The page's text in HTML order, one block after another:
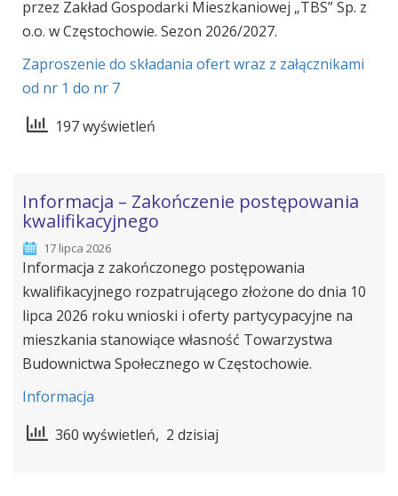
przez Zakład Gospodarki Mieszkaniowej „TBS” Sp. z
o.o. w Częstochowie. Sezon 2026/2027.
Zaproszenie do składania ofert wraz z załącznikami
od nr 1 do nr 7
197 wyświetleń
Informacja – Zakończenie postępowania
kwalifikacyjnego
17 lipca 2026
Informacja z zakończonego postępowania
kwalifikacyjnego rozpatrującego złożone do dnia 10
lipca 2026 roku wnioski i oferty partycypacyjne na
mieszkania stanowiące własność Towarzystwa
Budownictwa Społecznego w Częstochowie.
Informacja
360 wyświetleń, 2 dzisiaj